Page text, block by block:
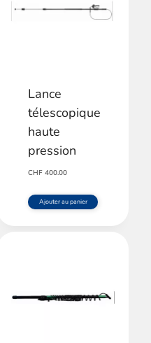
Lance
télescopique
haute
pression
CHF 400.00
Ajouter au panier